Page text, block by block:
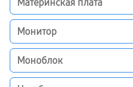
Материнская плата
Монитор
Моноблок